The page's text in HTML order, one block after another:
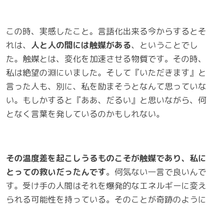
この時、実感したこと。言語化出来る今からするとそ
れは、 人と人の間には触媒がある、ということでし
た。触媒とは、変化を加速させる物質です。その時、
私は絶望の淵にいました。そして『いただきます』と
言った人も、別に、私を励まそうとなんて思っていな
い。もしかすると『ああ、だるい』と思いながら、何
となく言葉を発しているのかもしれない。
その温度差を起こしうるものこそが触媒であり、 私に
とっての救いだったんです。何気ない一言で良いんで
す。受け手の人間はそれを爆発的なエネルギーに変え
られる可能性を持っている。そのことが奇跡のように